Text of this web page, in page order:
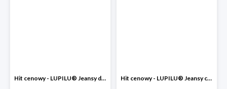
Hit cenowy - LUPILU® Jeansy dziewczęce slim fit Hit cenowy - LUPILU® Jeansy chłopięce slim fit